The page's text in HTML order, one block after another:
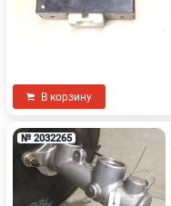
В корзину
№ 2032265